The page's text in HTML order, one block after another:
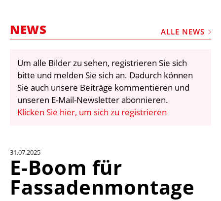
VIDEOS
BIBLIOTHEK
KRAN & BÜHNE
EINHEITENKONVERTER
KONTAKT
NEWS ALLE NEWS
Um alle Bilder zu sehen, registrieren Sie sich
bitte und melden Sie sich an. Dadurch können
Sie auch unsere Beiträge kommentieren und
unseren E-Mail-Newsletter abonnieren.
Klicken Sie hier, um sich zu registrieren
31.07.2025
E-Boom für
Fassadenmontage